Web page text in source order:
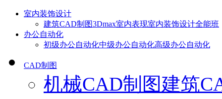
室内装饰设计
建筑CAD制图3Dmax室内表现室内装饰设计全能班
办公自动化
初级办公自动化中级办公自动化高级办公自动化
CAD制图
机械CAD制图建筑